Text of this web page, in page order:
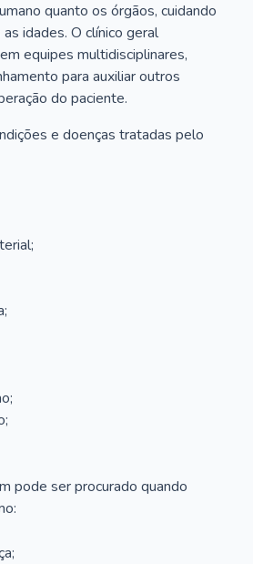
quanto os órgãos, cuidando
idades. O clínico geral
equipes multidisciplinares,
para auxiliar outros
do paciente.
e doenças tratadas pelo
pode ser procurado quando